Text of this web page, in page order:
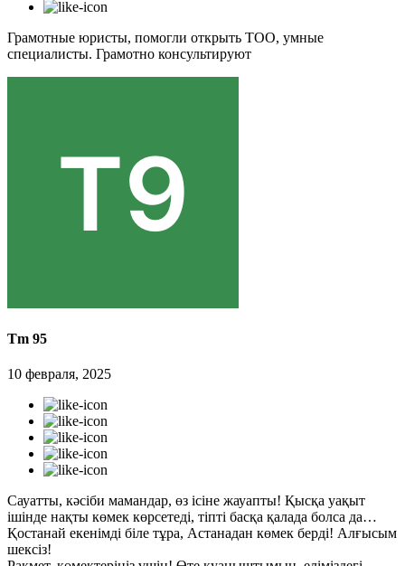
Грамотные юристы, помогли открыть ТОО, умные
специалисты. Грамотно консультируют
Tm 95
10 февраля, 2025
Сауатты, кәсіби мамандар, өз ісіне жауапты! Қысқа уақыт
ішінде нақты көмек көрсетеді, тіпті басқа қалада болса да…
Қостанай екенімді біле тұра, Астанадан көмек берді! Алғысым
шексіз!